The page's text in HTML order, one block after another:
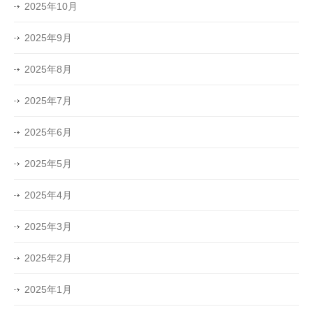
2025年10月
2025年9月
2025年8月
2025年7月
2025年6月
2025年5月
2025年4月
2025年3月
2025年2月
2025年1月